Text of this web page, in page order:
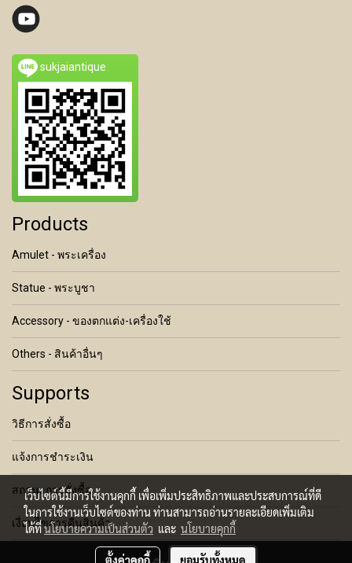
sukjaiantique
Products
Amulet - พระเครื่อง
Statue - พระบูชา
Accessory - ของตกแต่ง-เครื่องใช้
Others - สินค้าอื่นๆ
Supports
วิธีการสั่งซื้อ
แจ้งการชำระเงิน
สถานะการสั่งซื้อ
เงื่อนไขการคืนสินค้า
เว็บไซต์นี้มีการใช้งานคุกกี้ เพื่อเพิ่มประสิทธิภาพและประสบการณ์ที่ดี
ในการใช้งานเว็บไซต์ของท่าน ท่านสามารถอ่านรายละเอียดเพิ่มเติม
ได้ที่นโยบายความเป็นส่วนตัว และ นโยบายคุกกี้
ตั้งค่าคุกกี้ ยอมรับทั้งหมด